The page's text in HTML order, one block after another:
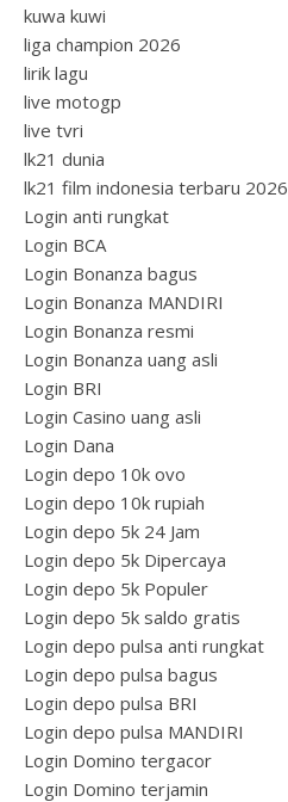
kuwa kuwi
liga champion 2026
lirik lagu
live motogp
live tvri
lk21 dunia
lk21 film indonesia terbaru 2026
Login anti rungkat
Login BCA
Login Bonanza bagus
Login Bonanza MANDIRI
Login Bonanza resmi
Login Bonanza uang asli
Login BRI
Login Casino uang asli
Login Dana
Login depo 10k ovo
Login depo 10k rupiah
Login depo 5k 24 Jam
Login depo 5k Dipercaya
Login depo 5k Populer
Login depo 5k saldo gratis
Login depo pulsa anti rungkat
Login depo pulsa bagus
Login depo pulsa BRI
Login depo pulsa MANDIRI
Login Domino tergacor
Login Domino terjamin